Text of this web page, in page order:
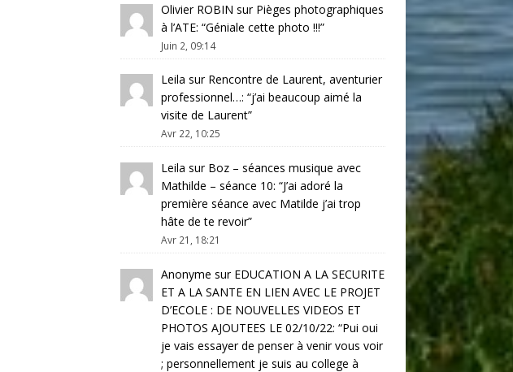
Olivier ROBIN sur Pièges photographiques
à l’ATE: “Géniale cette photo !!!”
Juin 2, 09:14
Leila sur Rencontre de Laurent, aventurier
professionnel…: “j’ai beaucoup aimé la
visite de Laurent”
Avr 22, 10:25
Leila sur Boz – séances musique avec
Mathilde – séance 10: “J’ai adoré la
première séance avec Matilde j’ai trop
hâte de te revoir”
Avr 21, 18:21
Anonyme sur EDUCATION A LA SECURITE
ET A LA SANTE EN LIEN AVEC LE PROJET
D’ECOLE : DE NOUVELLES VIDEOS ET
PHOTOS AJOUTEES LE 02/10/22: “Pui oui
je vais essayer de penser à venir vous voir
; personnellement je suis au college à